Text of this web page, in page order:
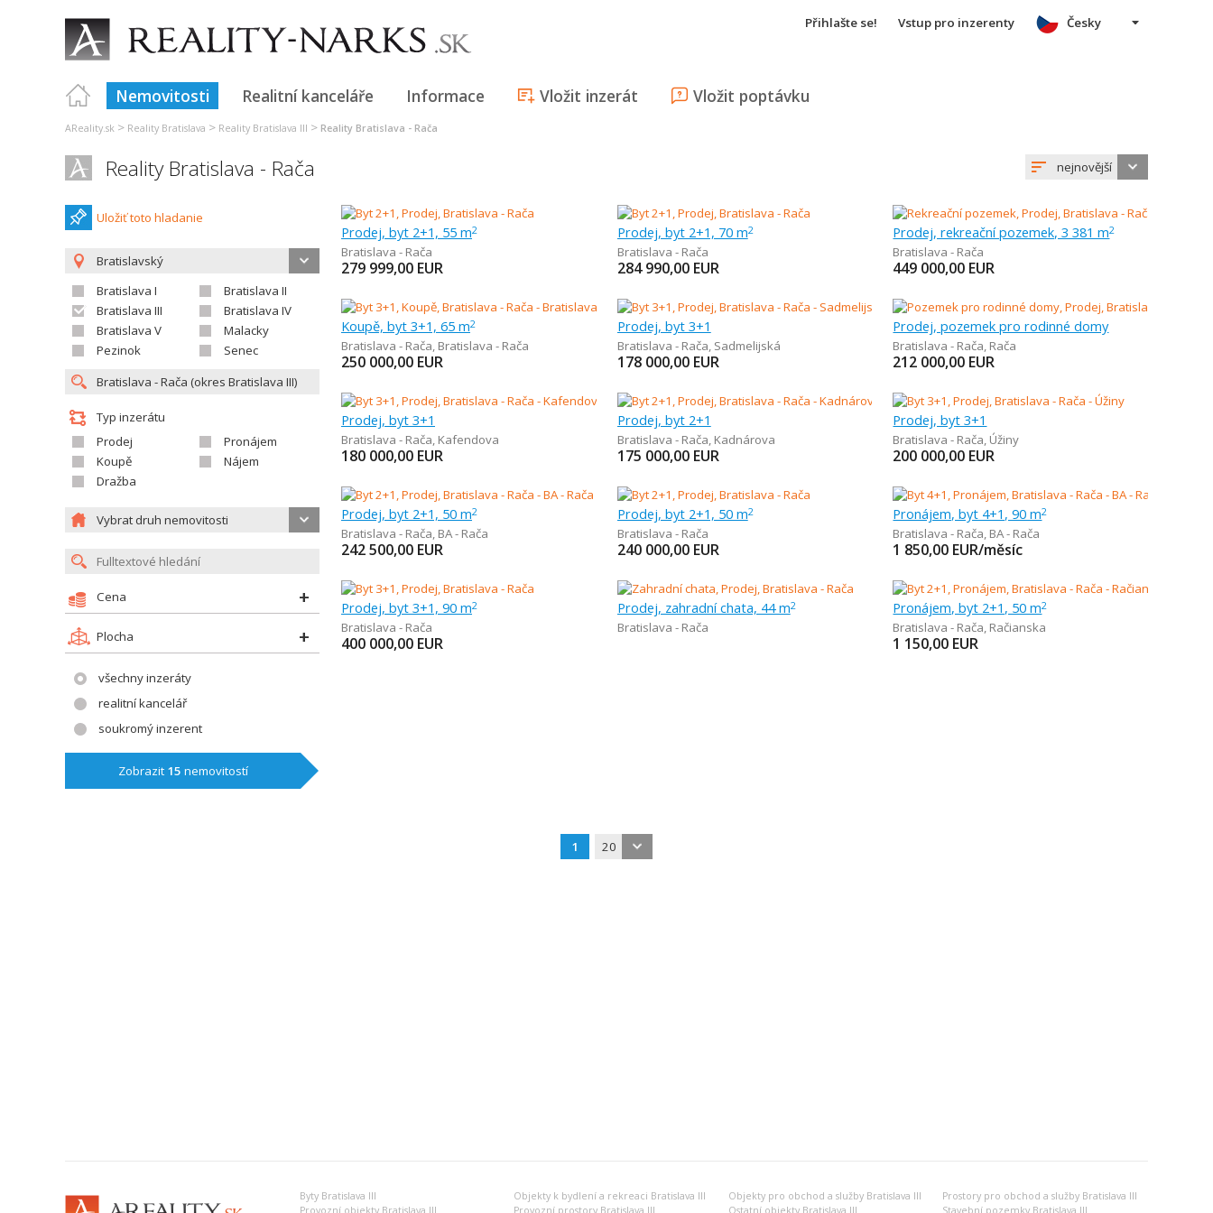
Přihlašte se! Vstup pro inzerenty
Nemovitosti Realitní kanceláře Informace Vložit inzerát Vložit poptávku
Česky
AReality.sk > Reality Bratislava > Reality Bratislava III > Reality Bratislava - Rača
Reality Bratislava - Rača nejnovější
Uložiť toto hladanie
Bratislavský
Bratislava I
Bratislava II
Bratislava III
Bratislava IV
Bratislava V
Malacky
Pezinok
Senec
Typ inzerátu
Prodej
Pronájem
Koupě
Nájem
Dražba
Vybrat druh nemovitosti
Cena
Plocha
všechny inzeráty
realitní kancelář
soukromý inzerent
Zobrazit 15 nemovitostí
Prodej, byt 2+1, 55 m2
Bratislava - Rača
279 999,00 EUR
Prodej, byt 2+1, 70 m2
Bratislava - Rača
284 990,00 EUR
Prodej, rekreační pozemek, 3 381 m2
Bratislava - Rača
449 000,00 EUR
Koupě, byt 3+1, 65 m2
Bratislava - Rača, Bratislava - Rača
250 000,00 EUR
Prodej, byt 3+1
Bratislava - Rača, Sadmelijská
178 000,00 EUR
Prodej, pozemek pro rodinné domy
Bratislava - Rača, Rača
212 000,00 EUR
Prodej, byt 3+1
Bratislava - Rača, Kafendova
180 000,00 EUR
Prodej, byt 2+1
Bratislava - Rača, Kadnárova
175 000,00 EUR
Prodej, byt 3+1
Bratislava - Rača, Úžiny
200 000,00 EUR
Prodej, byt 2+1, 50 m2
Bratislava - Rača, BA - Rača
242 500,00 EUR
Prodej, byt 2+1, 50 m2
Bratislava - Rača
240 000,00 EUR
Pronájem, byt 4+1, 90 m2
Bratislava - Rača, BA - Rača
1 850,00 EUR/měsíc
Prodej, byt 3+1, 90 m2
Bratislava - Rača
400 000,00 EUR
Prodej, zahradní chata, 44 m2
Bratislava - Rača
Pronájem, byt 2+1, 50 m2
Bratislava - Rača, Račianska
1 150,00 EUR
1 20
Byty Bratislava III Objekty k bydlení a rekreaci Bratislava III Objekty pro obchod a služby Bratislava III
Prostory pro obchod a služby Bratislava III
Provozní objekty Bratislava III
Provozní prostory Bratislava III Ostatní objekty Bratislava III Stavební pozemky Bratislava III